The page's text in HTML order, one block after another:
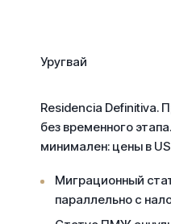
Уругвай
Residencia Definitiva.
без временного
минимален: цены в
Миграционный
параллельно с